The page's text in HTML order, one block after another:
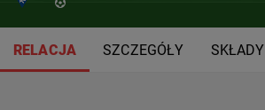
RELACJA SZCZEGÓŁY SKŁADY